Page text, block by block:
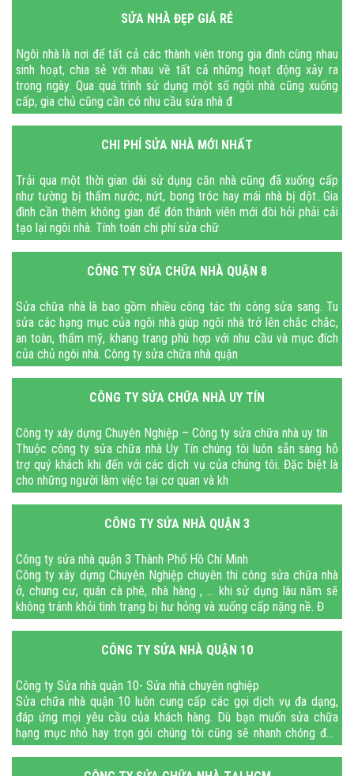
SỬA NHÀ ĐẸP GIÁ RẺ
Ngôi nhà là nơi để tất cả các thành viên trong gia đình cùng nhau
sinh hoạt, chia sẻ với nhau về tất cả những hoạt động xảy ra
trong ngày. Qua quá trình sử dụng một số ngôi nhà cũng xuống
cấp, gia chủ cũng cần có nhu cầu sửa nhà đ
CHI PHÍ SỬA NHÀ MỚI NHẤT
Trải qua một thời gian dài sử dụng căn nhà cũng đã xuống cấp
như tường bị thấm nước, nứt, bong tróc hay mái nhà bị dột…Gia
đình cần thêm không gian để đón thành viên mới đòi hỏi phải cải
tạo lại ngôi nhà. Tính toán chi phí sửa chữ
CÔNG TY SỬA CHỮA NHÀ QUẬN 8
Sửa chữa nhà là bao gồm nhiều công tác thi công sửa sang. Tu
sửa các hạng mục của ngôi nhà giúp ngôi nhà trở lên chắc chắc,
an toàn, thẩm mỹ, khang trang phù hợp với nhu cầu và mục đích
của chủ ngôi nhà. Công ty sửa chữa nhà quận
CÔNG TY SỬA CHỮA NHÀ UY TÍN
Công ty xây dựng Chuyên Nghiệp – Công ty sửa chữa nhà uy tín
Thuộc công ty sửa chữa nhà Uy Tín chúng tôi luôn sẵn sàng hỗ
trợ quý khách khi đến với các dịch vụ của chúng tôi. Đặc biệt là
cho những người làm việc tại cơ quan và kh
CÔNG TY SỬA NHÀ QUẬN 3
Công ty sửa nhà quận 3 Thành Phố Hồ Chí Minh
Công ty xây dựng Chuyên Nghiệp chuyên thi công sửa chữa nhà
ở, chung cư, quán cà phê, nhà hàng , … khi sử dụng lâu năm sẽ
không tránh khỏi tình trạng bị hư hỏng và xuống cấp nặng nề. Đ
CÔNG TY SỬA NHÀ QUẬN 10
Công ty Sửa nhà quận 10- Sửa nhà chuyên nghiệp
Sửa chữa nhà quận 10 luôn cung cấp các gọi dịch vụ đa dạng,
đáp ứng mọi yêu cầu của khách hàng. Dù bạn muốn sửa chữa
hạng mục nhỏ hay trọn gói chúng tôi cũng sẽ nhanh chóng đến
thực